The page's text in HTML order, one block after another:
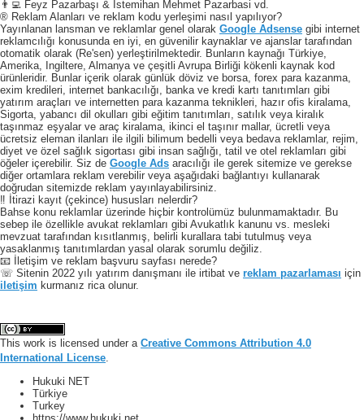
👨‍💻 Feyz Pazarbaşı & Istemihan Mehmet Pazarbasi vd.
® Reklam Alanları ve reklam kodu yerleşimi nasıl yapılıyor?
Yayınlanan lansman ve reklamlar genel olarak Google Adsense gibi internet
reklamcılığı konusunda en iyi, en güvenilir kaynaklar ve ajanslar tarafından
otomatik olarak (Re'sen) yerleştirilmektedir. Bunların kaynağı Türkiye,
Amerika, Ingiltere, Almanya ve çeşitli Avrupa Birliği kökenli kaynak kod
ürünleridir. Bunlar içerik olarak günlük döviz ve borsa, forex para kazanma,
exim kredileri, internet bankacılığı, banka ve kredi kartı tanıtımları gibi
yatırım araçları ve internetten para kazanma teknikleri, hazır ofis kiralama,
Sigorta, yabancı dil okulları gibi eğitim tanıtımları, satılık veya kiralık
taşınmaz eşyalar ve araç kiralama, ikinci el taşınır mallar, ücretli veya
ücretsiz eleman ilanları ile ilgili bilimum bedelli veya bedava reklamlar, rejim,
diyet ve özel sağlık sigortası gibi insan sağlığı, tatil ve otel reklamları gibi
öğeler içerebilir. Siz de Google Ads aracılığı ile gerek sitemize ve gerekse
diğer ortamlara reklam verebilir veya aşağıdaki bağlantıyı kullanarak
doğrudan sitemizde reklam yayınlayabilirsiniz.
‼️ İtirazi kayıt (çekince) hususları nelerdir?
Bahse konu reklamlar üzerinde hiçbir kontrolümüz bulunmamaktadır. Bu
sebep ile özellikle avukat reklamları gibi Avukatlık kanunu vs. mesleki
mevzuat tarafından kısıtlanmış, belirli kurallara tabi tutulmuş veya
yasaklanmış tanıtımlardan yasal olarak sorumlu değiliz.
📧 İletişim ve reklam başvuru sayfası nerede?
☏ Sitenin 2022 yılı yatırım danışmanı ile irtibat ve reklam pazarlaması için
iletişim kurmanız rica olunur.
This work is licensed under a Creative Commons Attribution 4.0
International License
Hukuki NET
Türkiye
Turkey